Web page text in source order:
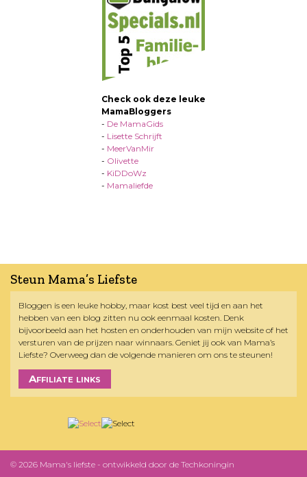
Check ook deze leuke
MamaBloggers
- De MamaGids
- Lisette Schrijft
- MeerVanMir
- Olivette
- KiDDoWz
- Mamaliefde
Steun Mama’s Liefste
Bloggen is een leuke hobby, maar kost best veel tijd en aan het
hebben van een blog zitten nu ook eenmaal kosten. Denk
bijvoorbeeld aan het hosten en onderhouden van mijn website of het
versturen van de prijzen naar winnaars. Geniet jij ook van Mama’s
Liefste? Overweeg dan de volgende manieren om ons te steunen!
Affiliate links
© 2026 Mama's liefste - ontwikkeld door de Techkoningin